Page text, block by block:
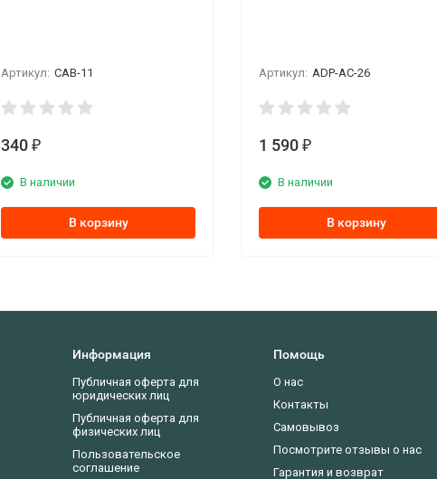
Артикул: CAB-11
340 ₽
В наличии
В корзину
Артикул: ADP-AC-26
1 590 ₽
В наличии
В корзину
Информация
Публичная оферта для
юридических лиц
Публичная оферта для
физических лиц
Пользовательское
соглашение
Помощь
О нас
Контакты
Самовывоз
Посмотрите отзывы о нас
Гарантия и возврат